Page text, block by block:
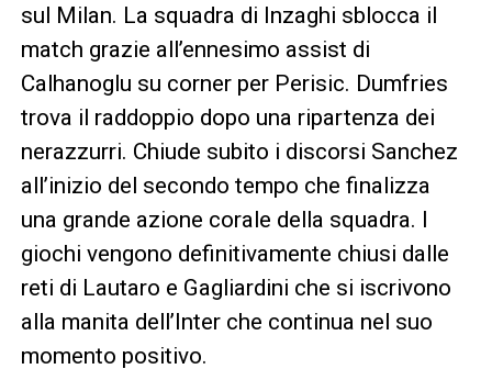
sul Milan. La squadra di Inzaghi sblocca il
match grazie all’ennesimo assist di
Calhanoglu su corner per Perisic. Dumfries
trova il raddoppio dopo una ripartenza dei
nerazzurri. Chiude subito i discorsi Sanchez
all’inizio del secondo tempo che finalizza
una grande azione corale della squadra. I
giochi vengono definitivamente chiusi dalle
reti di Lautaro e Gagliardini che si iscrivono
alla manita dell’Inter che continua nel suo
momento positivo.